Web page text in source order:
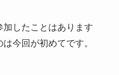
したことはあります
今回が初めてです。